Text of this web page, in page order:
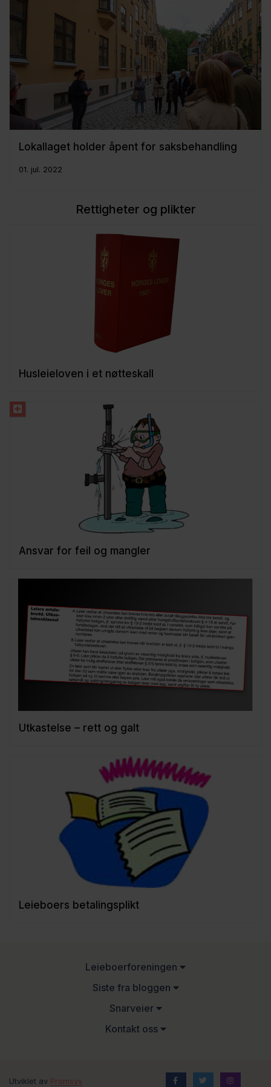
Lokallaget holder åpent for saksbehandling
01. jul. 2022
Rettigheter og plikter
Husleieloven i et nøtteskall
Ansvar for feil og mangler
Utkastelse – rett og galt
Leieboers betalingsplikt
Leieboerforeningen
Siste fra bloggen
Snarveier
Kontakt oss
Utviklet av Promsys